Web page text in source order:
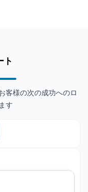
ト
客様の次の成功へのロ
す